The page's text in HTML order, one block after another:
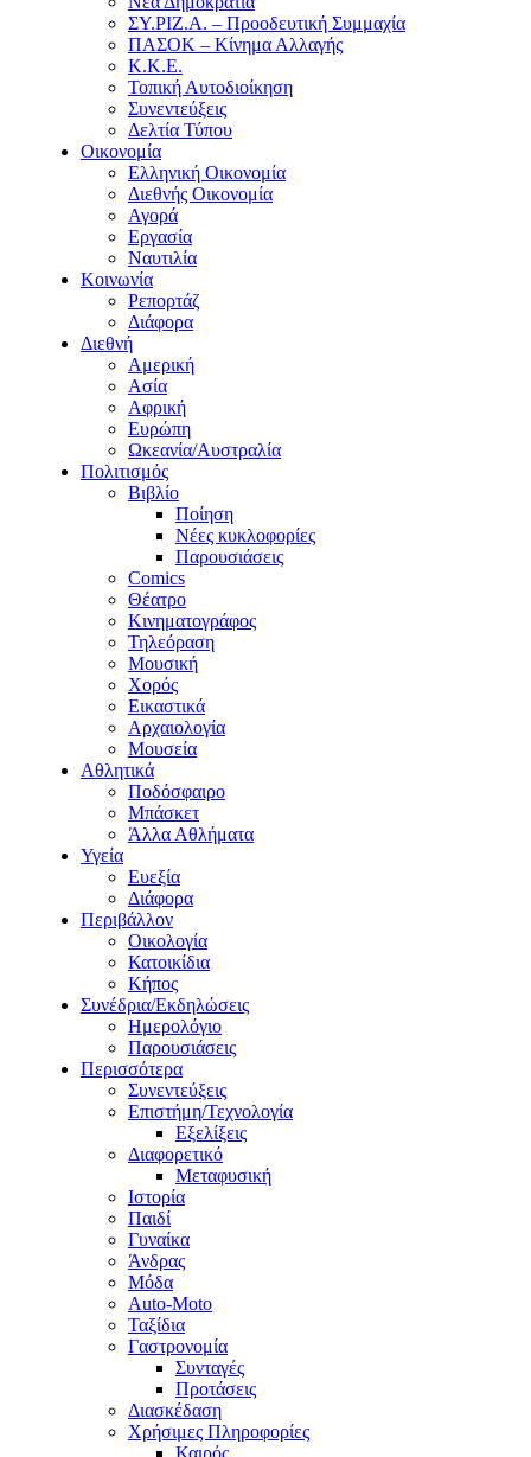
ΣΥ.ΡΙΖ.Α. – Προοδευτική Συμμαχία
ΠΑΣΟΚ – Κίνημα Αλλαγής
Κ.Κ.Ε.
Τοπική Αυτοδιοίκηση
Συνεντεύξεις
Δελτία Τύπου
Οικονομία
Ελληνική Οικονομία
Διεθνής Οικονομία
Αγορά
Εργασία
Ναυτιλία
Κοινωνία
Ρεπορτάζ
Διάφορα
Διεθνή
Αμερική
Ασία
Αφρική
Ευρώπη
Ωκεανία/Αυστραλία
Πολιτισμός
Βιβλίο
Ποίηση
Νέες κυκλοφορίες
Παρουσιάσεις
Comics
Θέατρο
Κινηματογράφος
Τηλεόραση
Μουσική
Χορός
Εικαστικά
Αρχαιολογία
Μουσεία
Αθλητικά
Ποδόσφαιρο
Μπάσκετ
Άλλα Αθλήματα
Υγεία
Ευεξία
Διάφορα
Περιβάλλον
Οικολογία
Κατοικίδια
Κήπος
Συνέδρια/Εκδηλώσεις
Ημερολόγιο
Παρουσιάσεις
Περισσότερα
Συνεντεύξεις
Επιστήμη/Τεχνολογία
Εξελίξεις
Διαφορετικό
Μεταφυσική
Ιστορία
Παιδί
Γυναίκα
Άνδρας
Μόδα
Auto-Moto
Ταξίδια
Γαστρονομία
Συνταγές
Προτάσεις
Διασκέδαση
Χρήσιμες Πληροφορίες
Καιρός